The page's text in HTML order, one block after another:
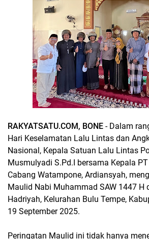
RAKYATSATU.COM, BONE - Dalam
Hari Keselamatan Lalu Lintas dan
Nasional, Kepala Satuan Lalu Lintas
Musmulyadi S.Pd.I bersama Kepala
Cabang Watampone, Ardiansyah,
Maulid Nabi Muhammad SAW 1447 H
Hadriyah, Kelurahan Bulu Tempe,
19 September 2025.
Peringatan Maulid ini tidak hanya